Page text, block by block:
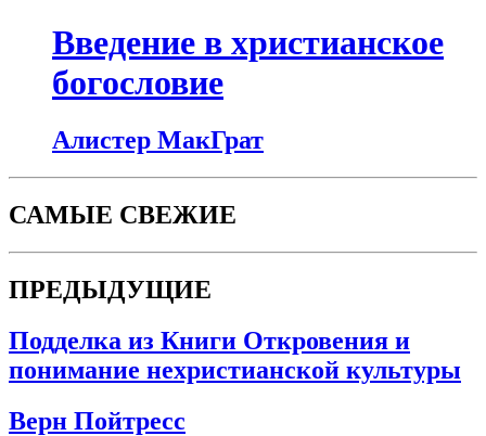
Введение в христианское
богословие
Алистер МакГрат
САМЫЕ СВЕЖИЕ
ПРЕДЫДУЩИЕ
Подделка из Книги Откровения и
понимание нехристианской культуры
Верн Пойтресс